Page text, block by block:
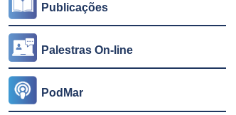
Publicações
Palestras On-line
PodMar